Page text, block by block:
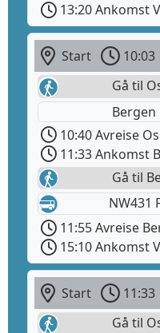
13:20 Ankomst
Start 10:03
Gå til
Bergen
10:40 Avreise
11:33 Ankomst
Gå til
NW431
11:55 Avreise
15:10 Ankomst
Start 11:33
Gå til